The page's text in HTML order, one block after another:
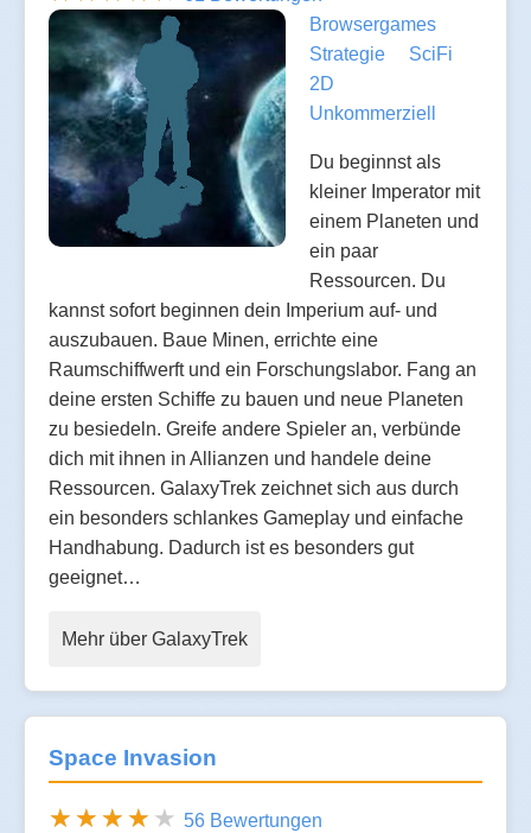
Browsergames
Strategie
SciFi
2D
Unkommerziell
Du beginnst als
kleiner Imperator mit
einem Planeten und
ein paar
Ressourcen. Du
kannst sofort beginnen dein Imperium auf- und
auszubauen. Baue Minen, errichte eine
Raumschiffwerft und ein Forschungslabor. Fang an
deine ersten Schiffe zu bauen und neue Planeten
zu besiedeln. Greife andere Spieler an, verbünde
dich mit ihnen in Allianzen und handele deine
Ressourcen. GalaxyTrek zeichnet sich aus durch
ein besonders schlankes Gameplay und einfache
Handhabung. Dadurch ist es besonders gut
geeignet…
Mehr über GalaxyTrek
Space Invasion
56 Bewertungen